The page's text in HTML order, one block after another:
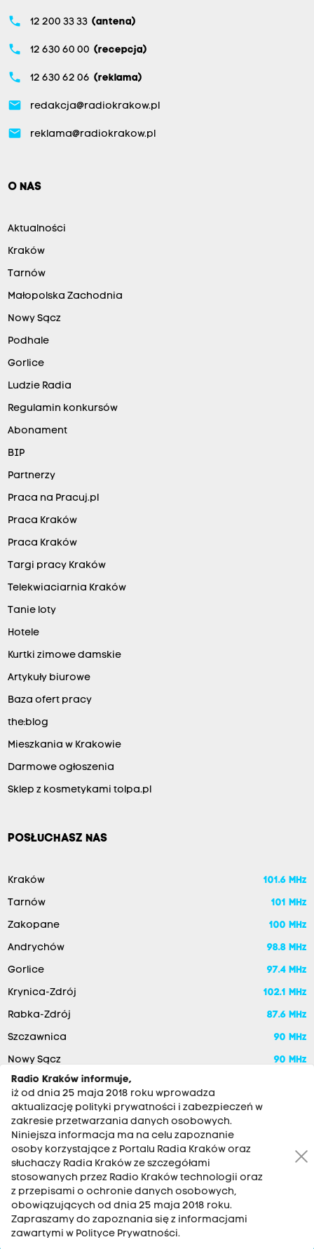
phone 12 200 33 33 (antena)
phone 12 630 60 00 (recepcja)
phone 12 630 62 06 (reklama)
email redakcja@radiokrakow.pl
email reklama@radiokrakow.pl
O NAS
Aktualności
Kraków
Tarnów
Małopolska Zachodnia
Nowy Sącz
Podhale
Gorlice
Ludzie Radia
Regulamin konkursów
Abonament
BIP
Partnerzy
Praca na Pracuj.pl
Praca Kraków
Praca Kraków
Targi pracy Kraków
Telekwiaciarnia Kraków
Tanie loty
Hotele
Kurtki zimowe damskie
Artykuły biurowe
Baza ofert pracy
the:blog
Mieszkania w Krakowie
Darmowe ogłoszenia
Sklep z kosmetykami tolpa.pl
POSŁUCHASZ NAS
Kraków 101.6 MHz
Tarnów 101 MHz
Zakopane 100 MHz
Andrychów 98.8 MHz
Gorlice 97.4 MHz
Krynica-Zdrój 102.1 MHz
Rabka-Zdrój 87.6 MHz
Szczawnica 90 MHz
Nowy Sącz 90 MHz
RADIO KRAKÓW SA. Aleja Juliusza Słowackiego 22, 30-007
Kraków
Antena: 12 200 33 33
Radio Kraków informuje,
iż od dnia 25 maja 2018 roku wprowadza
aktualizację polityki prywatności i zabezpieczeń w
zakresie przetwarzania danych osobowych.
Niniejsza informacja ma na celu zapoznanie
osoby korzystające z Portalu Radia Kraków oraz
słuchaczy Radia Kraków ze szczegółami
stosowanych przez Radio Kraków technologii oraz
z przepisami o ochronie danych osobowych,
obowiązujących od dnia 25 maja 2018 roku.
Zapraszamy do zapoznania się z informacjami
zawartymi w Polityce Prywatności.